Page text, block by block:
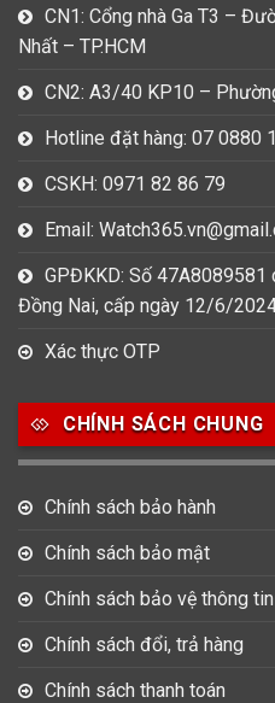
CN1: Cổng nhà Ga T3 –
Nhất – TP.HCM
CN2: A3/40 KP10 –
Hotline đặt hàng: 07 0880
CSKH: 0971 82 86 79
Email:
GPĐKKD: Số 47A8089581
Đồng Nai, cấp ngày 12/6/
Xác thực OTP
CHÍNH SÁCH CHUNG
Chính sách bảo hành
Chính sách bảo mật
Chính sách bảo vệ thông
Chính sách đổi, trả hàng
Chính sách thanh toán